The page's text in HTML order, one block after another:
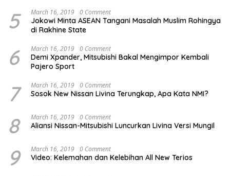
5 March 16, 2019 0 Comment
Jokowi Minta ASEAN Tangani Masalah Muslim Rohingya
di Rakhine State
6 March 16, 2019 0 Comment
Demi Xpander, Mitsubishi Bakal Mengimpor Kembali
Pajero Sport
7 March 16, 2019 0 Comment
Sosok New Nissan Livina Terungkap, Apa Kata NMI?
8 March 16, 2019 0 Comment
Aliansi Nissan-Mitsubishi Luncurkan Livina Versi Mungil
9 March 16, 2019 0 Comment
Video: Kelemahan dan Kelebihan All New Terios